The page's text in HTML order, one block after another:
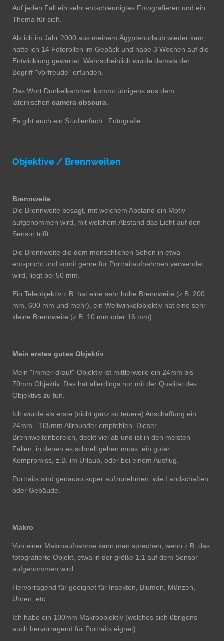
Auf jeden Fall ein sehr entschleunigtes Fotografieren und ein
Thema für sich.
Als ich im Jahr 2000 aus meinem Ägyptenurlaub wieder kam,
hatte ich 14 Fotorollen im Gepäck und habe 3 Wochen auf die
Entwicklung gewartet. Wahrscheinlich wurde damals der
Begriff "Vorfreude" erfunden.
Das Wort Dunkelkammer kommt übrigens aus dem
lateinischen camera obscura
Es gibt auch ein Studienfach : Fotografie.
Objektive / Brennweiten
Brennweite
Die Brennweite besagt, mit welchem Abstand ein Motiv
aufgenommen wird, mit welchem Abstand das Licht auf den
Sensor trifft.
Die Brennweite die dem menschlichen Sehen in etwa
entspricht und somit gerne für Portraitaufnahmen verwendet
wird, liegt bei 50 mm.
Ein Teleobjektiv z.B. hat eine sehr hohe Brennweite (z.B. 200
mm, 600 mm und mehr), ein Weitwinkelobjektiv hat eine sehr
kleine Brennweite (z.B. 10 mm oder 16 mm).
Mein erstes gutes Objektiv
Mein "Immer-drauf"-Objektiv ist mittlerweile ein 24mm bis
70mm Objektiv. Das hat allerdings nur mit der Qualität des
Objektivs zu tun.
Ich würde als erste (nicht ganz so teuere) Anschaffung ein
24mm - 105mm Allrounder empfehlen. Dieser
Brennweitenbereich, deckt viel ab und ist in den meisten
Fällen, in denen es schnell gehen muss, ein guter
Kompromiss, z.B. im Urlaub, oder bei einem Ausflug.
Portraits sind genauso super aufzunehmen, wie Landschaften
oder Gebäude.
Makro
Von einer Makroaufnahme kann man sprechen, wenn z.B. das
fotografierte Objekt, etwa in der größe 1:1 auf dem Sensor
aufgenommen wird.
Hervorragend für geeignet für Insekten, Blumen, Münzen,
Uhren, etc.
Ich habe ein 100mm Makroobjektiv (welches sich übrigens
auch hervorragend für Portraits eignet).